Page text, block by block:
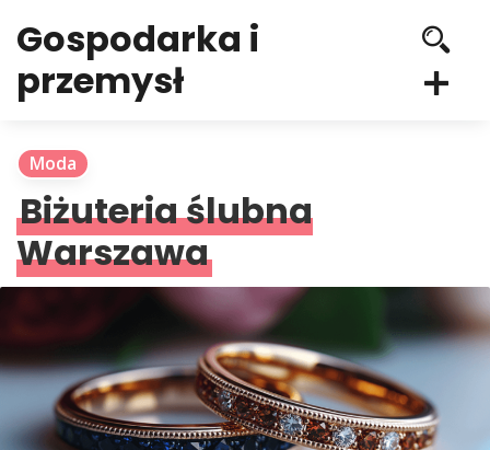
Gospodarka i
przemysł
Moda
Biżuteria ślubna
Warszawa